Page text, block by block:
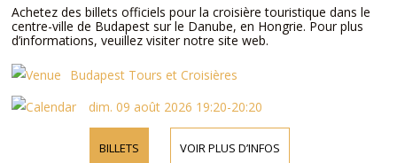
Achetez des billets officiels pour la croisière touristique dans le
centre-ville de Budapest sur le Danube, en Hongrie. Pour plus
d’informations, veuillez visiter notre site web.
Budapest Tours et Croisières
dim. 09 août 2026 19:20-20:20
BILLETS VOIR PLUS D’INFOS